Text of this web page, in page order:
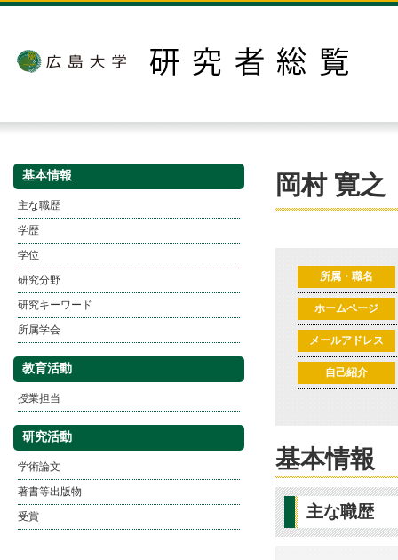
基本情報
主な職歴
学歴
学位
研究分野
研究キーワード
所属学会
教育活動
授業担当
研究活動
学術論文
著書等出版物
受賞
岡村 寛之
所属・職名
ホームページ
メールアドレス
自己紹介
基本情報
主な職歴